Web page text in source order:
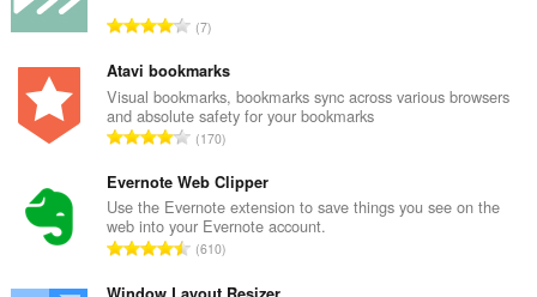
s
r
t
é
k
e
l
é
s
Ö
s
z
e
s
r
t
é
k
e
7
Atavi bookmarks
Visual bookmarks, bookmarks sync across various browsers
and absolute safety for your bookmarks
Ö
s
z
e
s
170
Evernote Web Clipper
Use the Evernote extension to save things you see on the
web into your Evernote account.
Ö610